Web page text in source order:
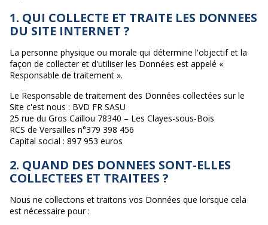
1. QUI COLLECTE ET TRAITE LES DONNEES
DU SITE INTERNET ?
La personne physique ou morale qui détermine l'objectif et la
façon de collecter et d'utiliser les Données est appelé «
Responsable de traitement ».
Le Responsable de traitement des Données collectées sur le
Site c'est nous : BVD FR SASU
25 rue du Gros Caillou 78340 – Les Clayes-sous-Bois
RCS de Versailles n°379 398 456
Capital social : 897 953 euros
2. QUAND DES DONNEES SONT-ELLES
COLLECTEES ET TRAITEES ?
Nous ne collectons et traitons vos Données que lorsque cela
est nécessaire pour :